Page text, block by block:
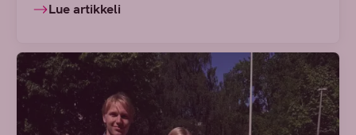
Lue artikkeli